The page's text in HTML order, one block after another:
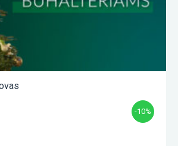
-10%